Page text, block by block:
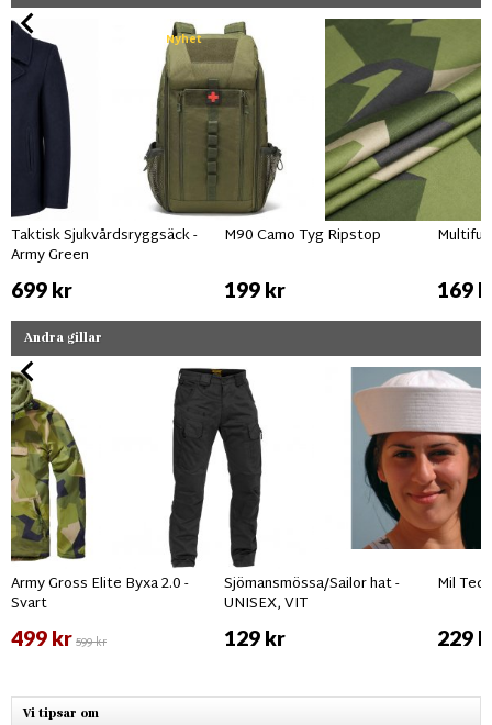
Nyhet
Taktisk Sjukvårdsryggsäck -
Army Green
699 kr
M90 Camo Tyg Ripstop
199 kr 169
Andra gillar
Army Gross Elite Byxa 2.0 -
Svart
499 kr599 kr
Sjömansmössa/Sailor hat -
UNISEX, VIT
129 kr
Mil Tec
229
Vi tipsar om